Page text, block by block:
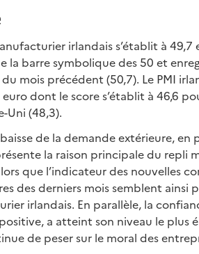
irlandais s’établit à 49,7
la barre symbolique des 50 et
mois précédent (50,7). Le PMI
dont le score s’établit à 46,6
Uni (48,3).
de la demande extérieure, en
la raison principale du repli
que l’indicateur des nouvelles
des derniers mois semblent ainsi
irlandais. En parallèle, la
a atteint son niveau le plus
de peser sur le moral des